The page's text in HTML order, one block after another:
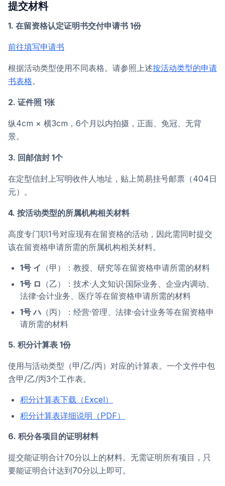
提交材料
1. 在留资格认定证明书交付申请书 1份
前往填写申请书
根据活动类型使用不同表格。请参照上述按活动类型的申请
书表格。
2. 证件照 1张
纵4cm × 横3cm，6个月以内拍摄，正面、免冠、无背
景。
3. 回邮信封 1个
在定型信封上写明收件人地址，贴上简易挂号邮票（404日
元）。
4. 按活动类型的所属机构相关材料
高度专门职1号对应现有在留资格的活动，因此需同时提交
该在留资格申请所需的所属机构相关材料。
1号 イ （甲）：教授、研究等在留资格申请所需的材料
1号 ロ （乙）：技术·人文知识·国际业务、企业内调动、
法律·会计业务、医疗等在留资格申请所需的材料
1号 ハ （丙）：经营·管理、法律·会计业务等在留资格申
请所需的材料
5. 积分计算表 1份
使用与活动类型（甲/乙/丙）对应的计算表。一个文件中包
含甲/乙/丙3个工作表。
积分计算表下载（Excel）
积分计算表详细说明（PDF）
6. 积分各项目的证明材料
提交能证明合计70分以上的材料。无需证明所有项目，只
要能证明合计达到70分以上即可。